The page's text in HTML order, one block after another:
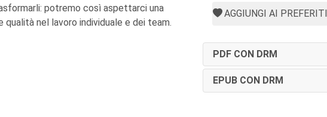
potremo così aspettarci una
qualità nel lavoro individuale e dei team.
AGGIUNGI AI PREFERITI
PDF CON DRM
EPUB CON DRM